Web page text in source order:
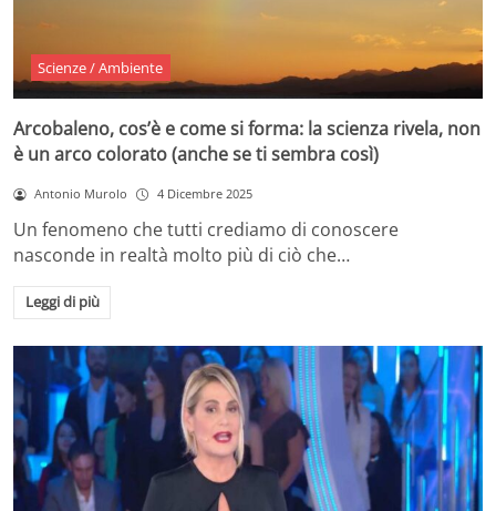
Scienze / Ambiente
Arcobaleno, cos’è e come si forma: la scienza rivela, non
è un arco colorato (anche se ti sembra così)
Antonio Murolo 4 Dicembre 2025
Un fenomeno che tutti crediamo di conoscere
nasconde in realtà molto più di ciò che…
Leggi di più